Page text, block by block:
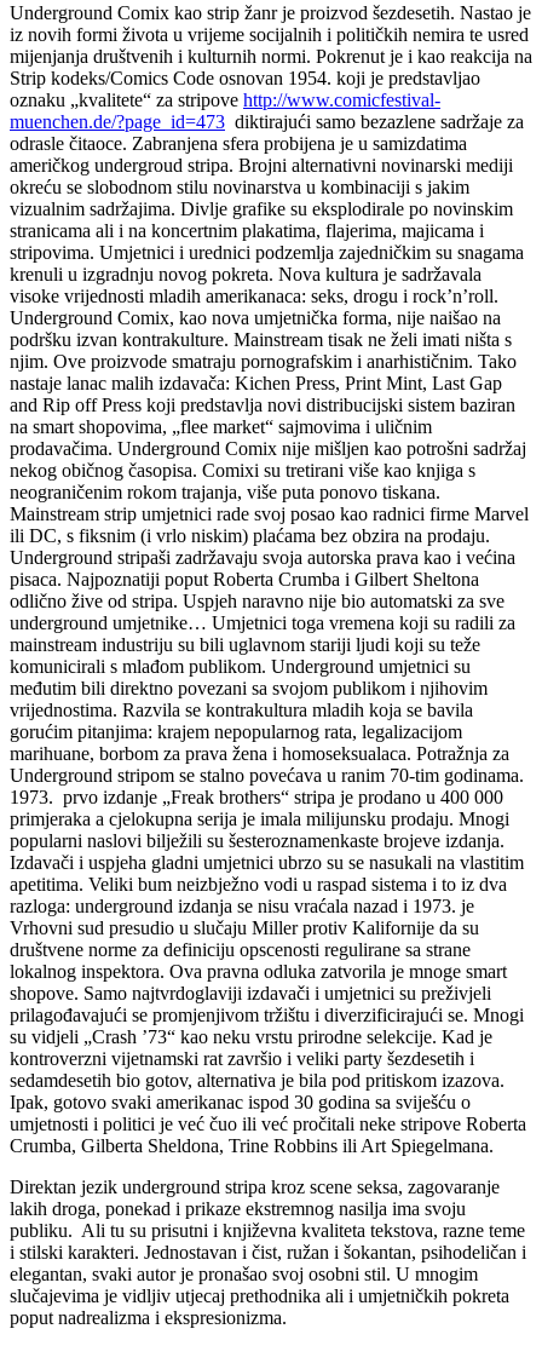
Underground Comix kao strip žanr je proizvod šezdesetih. Nastao je
iz novih formi života u vrijeme socijalnih i političkih nemira te usred
mijenjanja društvenih i kulturnih normi. Pokrenut je i kao reakcija na
Strip kodeks/Comics Code osnovan 1954. koji je predstavljao
oznaku „kvalitete“ za stripove http://www.comicfestival-
muenchen.de/?page_id=473 diktirajući samo bezazlene sadržaje za
odrasle čitaoce. Zabranjena sfera probijena je u samizdatima
američkog undergroud stripa. Brojni alternativni novinarski mediji
okreću se slobodnom stilu novinarstva u kombinaciji s jakim
vizualnim sadržajima. Divlje grafike su eksplodirale po novinskim
stranicama ali i na koncertnim plakatima, flajerima, majicama i
stripovima. Umjetnici i urednici podzemlja zajedničkim su snagama
krenuli u izgradnju novog pokreta. Nova kultura je sadržavala
visoke vrijednosti mladih amerikanaca: seks, drogu i rock’n’roll.
Underground Comix, kao nova umjetnička forma, nije naišao na
podršku izvan kontrakulture. Mainstream tisak ne želi imati ništa s
njim. Ove proizvode smatraju pornografskim i anarhističnim. Tako
nastaje lanac malih izdavača: Kichen Press, Print Mint, Last Gap
and Rip off Press koji predstavlja novi distribucijski sistem baziran
na smart shopovima, „flee market“ sajmovima i uličnim
prodavačima. Underground Comix nije mišljen kao potrošni sadržaj
nekog običnog časopisa. Comixi su tretirani više kao knjiga s
neograničenim rokom trajanja, više puta ponovo tiskana.
Mainstream strip umjetnici rade svoj posao kao radnici firme Marvel
ili DC, s fiksnim (i vrlo niskim) plaćama bez obzira na prodaju.
Underground stripaši zadržavaju svoja autorska prava kao i većina
pisaca. Najpoznatiji poput Roberta Crumba i Gilbert Sheltona
odlično žive od stripa. Uspjeh naravno nije bio automatski za sve
underground umjetnike… Umjetnici toga vremena koji su radili za
mainstream industriju su bili uglavnom stariji ljudi koji su teže
komunicirali s mlađom publikom. Underground umjetnici su
međutim bili direktno povezani sa svojom publikom i njihovim
vrijednostima. Razvila se kontrakultura mladih koja se bavila
gorućim pitanjima: krajem nepopularnog rata, legalizacijom
marihuane, borbom za prava žena i homoseksualaca. Potražnja za
Underground stripom se stalno povećava u ranim 70-tim godinama.
1973. prvo izdanje „Freak brothers“ stripa je prodano u 400 000
primjeraka a cjelokupna serija je imala milijunsku prodaju. Mnogi
popularni naslovi bilježili su šesteroznamenkaste brojeve izdanja.
Izdavači i uspjeha gladni umjetnici ubrzo su se nasukali na vlastitim
apetitima. Veliki bum neizbježno vodi u raspad sistema i to iz dva
razloga: underground izdanja se nisu vraćala nazad i 1973. je
Vrhovni sud presudio u slučaju Miller protiv Kalifornije da su
društvene norme za definiciju opscenosti regulirane sa strane
lokalnog inspektora. Ova pravna odluka zatvorila je mnoge smart
shopove. Samo najtvrdoglaviji izdavači i umjetnici su preživjeli
prilagođavajući se promjenjivom tržištu i diverzificirajući se. Mnogi
su vidjeli „Crash ’73“ kao neku vrstu prirodne selekcije. Kad je
kontroverzni vijetnamski rat završio i veliki party šezdesetih i
sedamdesetih bio gotov, alternativa je bila pod pritiskom izazova.
Ipak, gotovo svaki amerikanac ispod 30 godina sa sviješću o
umjetnosti i politici je već čuo ili već pročitali neke stripove Roberta
Crumba, Gilberta Sheldona, Trine Robbins ili Art Spiegelmana.
Direktan jezik underground stripa kroz scene seksa, zagovaranje
lakih droga, ponekad i prikaze ekstremnog nasilja ima svoju
publiku. Ali tu su prisutni i književna kvaliteta tekstova, razne teme
i stilski karakteri. Jednostavan i čist, ružan i šokantan, psihodeličan i
elegantan, svaki autor je pronašao svoj osobni stil. U mnogim
slučajevima je vidljiv utjecaj prethodnika ali i umjetničkih pokreta
poput nadrealizma i ekspresionizma.